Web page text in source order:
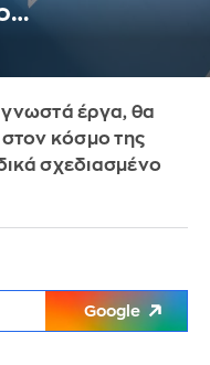
γνωστά έργα, θα
στον κόσμο της
σχεδιασμένο
Google